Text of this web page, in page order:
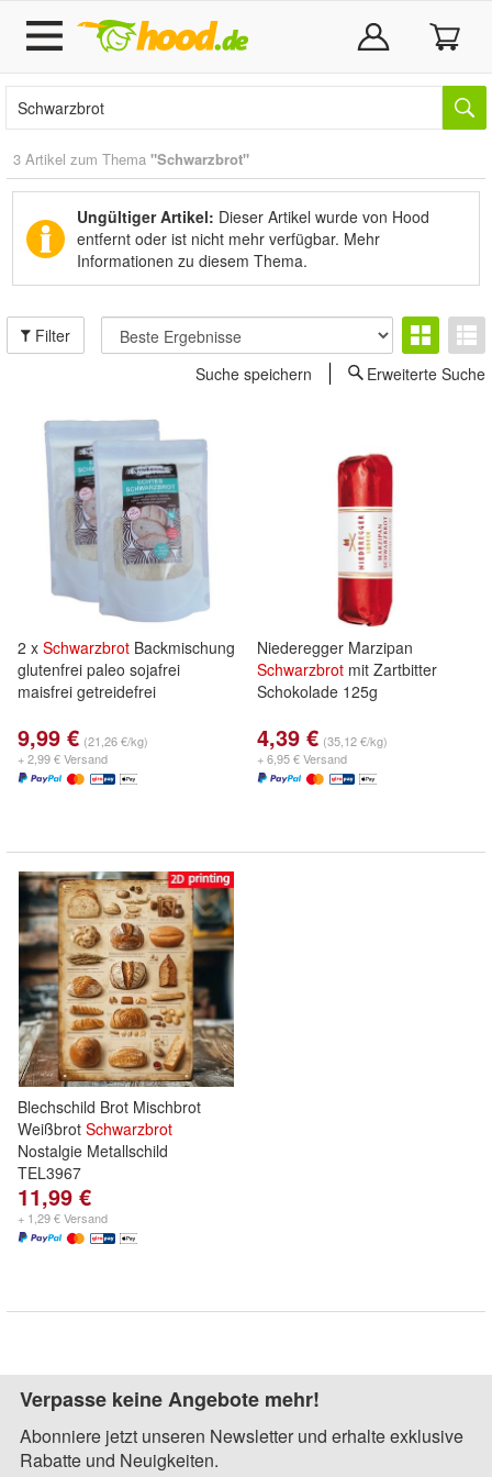
3 Artikel zum Thema "Schwarzbrot"
Ungültiger Artikel: Dieser Artikel wurde von Hood
entfernt oder ist nicht mehr verfügbar. Mehr
Informationen zu diesem Thema.
Filter
Suche speichern
Erweiterte Suche
2 x Schwarzbrot Backmischung
glutenfrei paleo sojafrei
maisfrei getreidefrei
9,99 € (21,26 €/kg)
+ 2,99 € Versand
Niederegger Marzipan
Schwarzbrot mit Zartbitter
Schokolade 125g
4,39 € (35,12 €/kg)
+ 6,95 € Versand
Blechschild Brot Mischbrot
Weißbrot Schwarzbrot
Nostalgie Metallschild
TEL3967
11,99 €
+ 1,29 € Versand
Verpasse keine Angebote mehr!
Abonniere jetzt unseren Newsletter und erhalte exklusive
Rabatte und Neuigkeiten.